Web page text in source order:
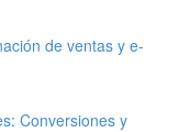
de ventas y e-
Conversiones y